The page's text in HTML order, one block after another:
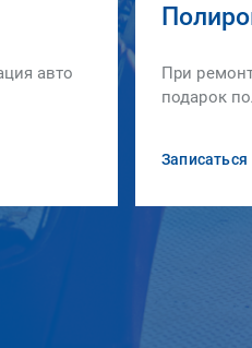
авто
При
подарок
Записаться